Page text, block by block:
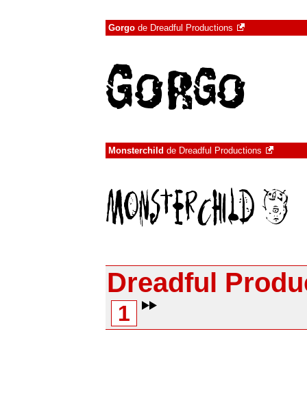
Gorgo de Dreadful Productions
Monsterchild de Dreadful Productions
Dreadful
1